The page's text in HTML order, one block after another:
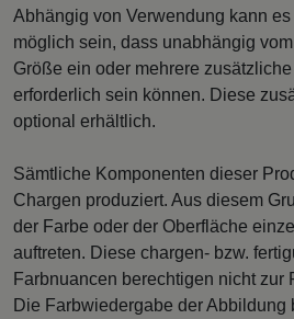
Abhängig von Verwendung kann
möglich sein, dass unabhängig
Größe ein oder mehrere
erforderlich sein können. Diese
optional erhältlich.
Sämtliche Komponenten dieser
Chargen produziert. Aus diesem
der Farbe oder der Oberfläche
auftreten. Diese chargen- bzw.
Farbnuancen berechtigen nicht zur
Die Farbwiedergabe der Abbildung